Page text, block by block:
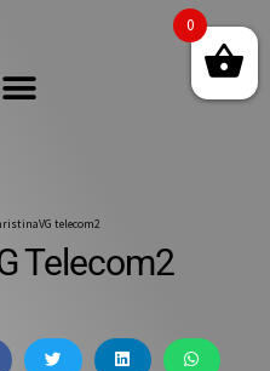
telecom2
Telecom2
0